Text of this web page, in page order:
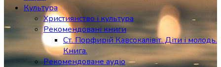
Культура
Християнство і культура
Рекомендовані книги
Ст. Порфирій Кавсокалівіт. Діти і молодь.
Книга.
Рекомендоване аудіо